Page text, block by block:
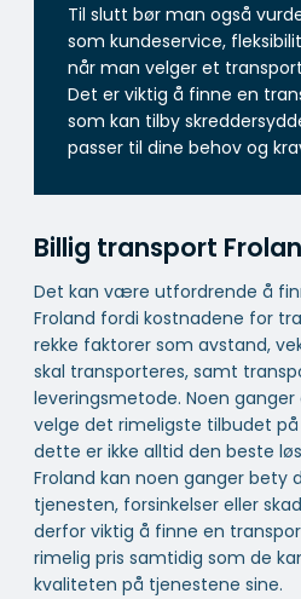
Til slutt bør man også
som kundeservice,
når man velger et
Det er viktig å finne en
som kan tilby
passer til dine behov og
Billig transport
Det kan være utfordrende å
Froland fordi kostnadene for
rekke faktorer som avstand,
skal transporteres, samt
leveringsmetode. Noen
velge det rimeligste tilbudet
dette er ikke alltid den beste
Froland kan noen ganger bety
tjenesten, forsinkelser eller
derfor viktig å finne en
rimelig pris samtidig som de
kvaliteten på tjenestene sine.